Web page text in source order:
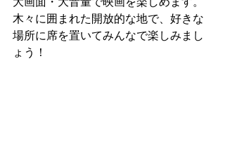
大画面・大音量で映画を楽しめます。
木々に囲まれた開放的な地で、好きな
場所に席を置いてみんなで楽しみまし
ょう！